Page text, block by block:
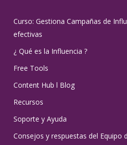
Curso: Gestiona Campañas de
efectivas
¿ Qué es la Influencia ?
Free Tools
Content Hub l Blog
Recursos
Soporte y Ayuda
Consejos y respuestas del Equipo